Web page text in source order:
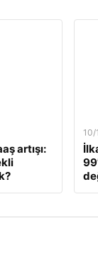
artışı:
10/